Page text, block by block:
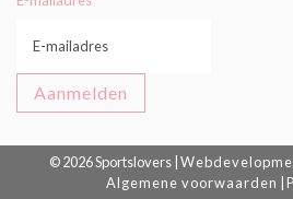
© 2026 Sportslovers |
Algemene voorwaarden